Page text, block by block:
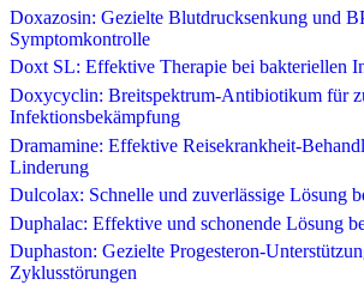
Doxazosin: Gezielte Blutdrucksenkung und
Symptomkontrolle
Doxt SL: Effektive Therapie bei bakteriellen
Doxycyclin: Breitspektrum-Antibiotikum für
Infektionsbekämpfung
Dramamine: Effektive Reisekrankheit-
Linderung
Dulcolax: Schnelle und zuverlässige Lösung
Duphalac: Effektive und schonende Lösung
Duphaston: Gezielte Progesteron-
Zyklusstörungen